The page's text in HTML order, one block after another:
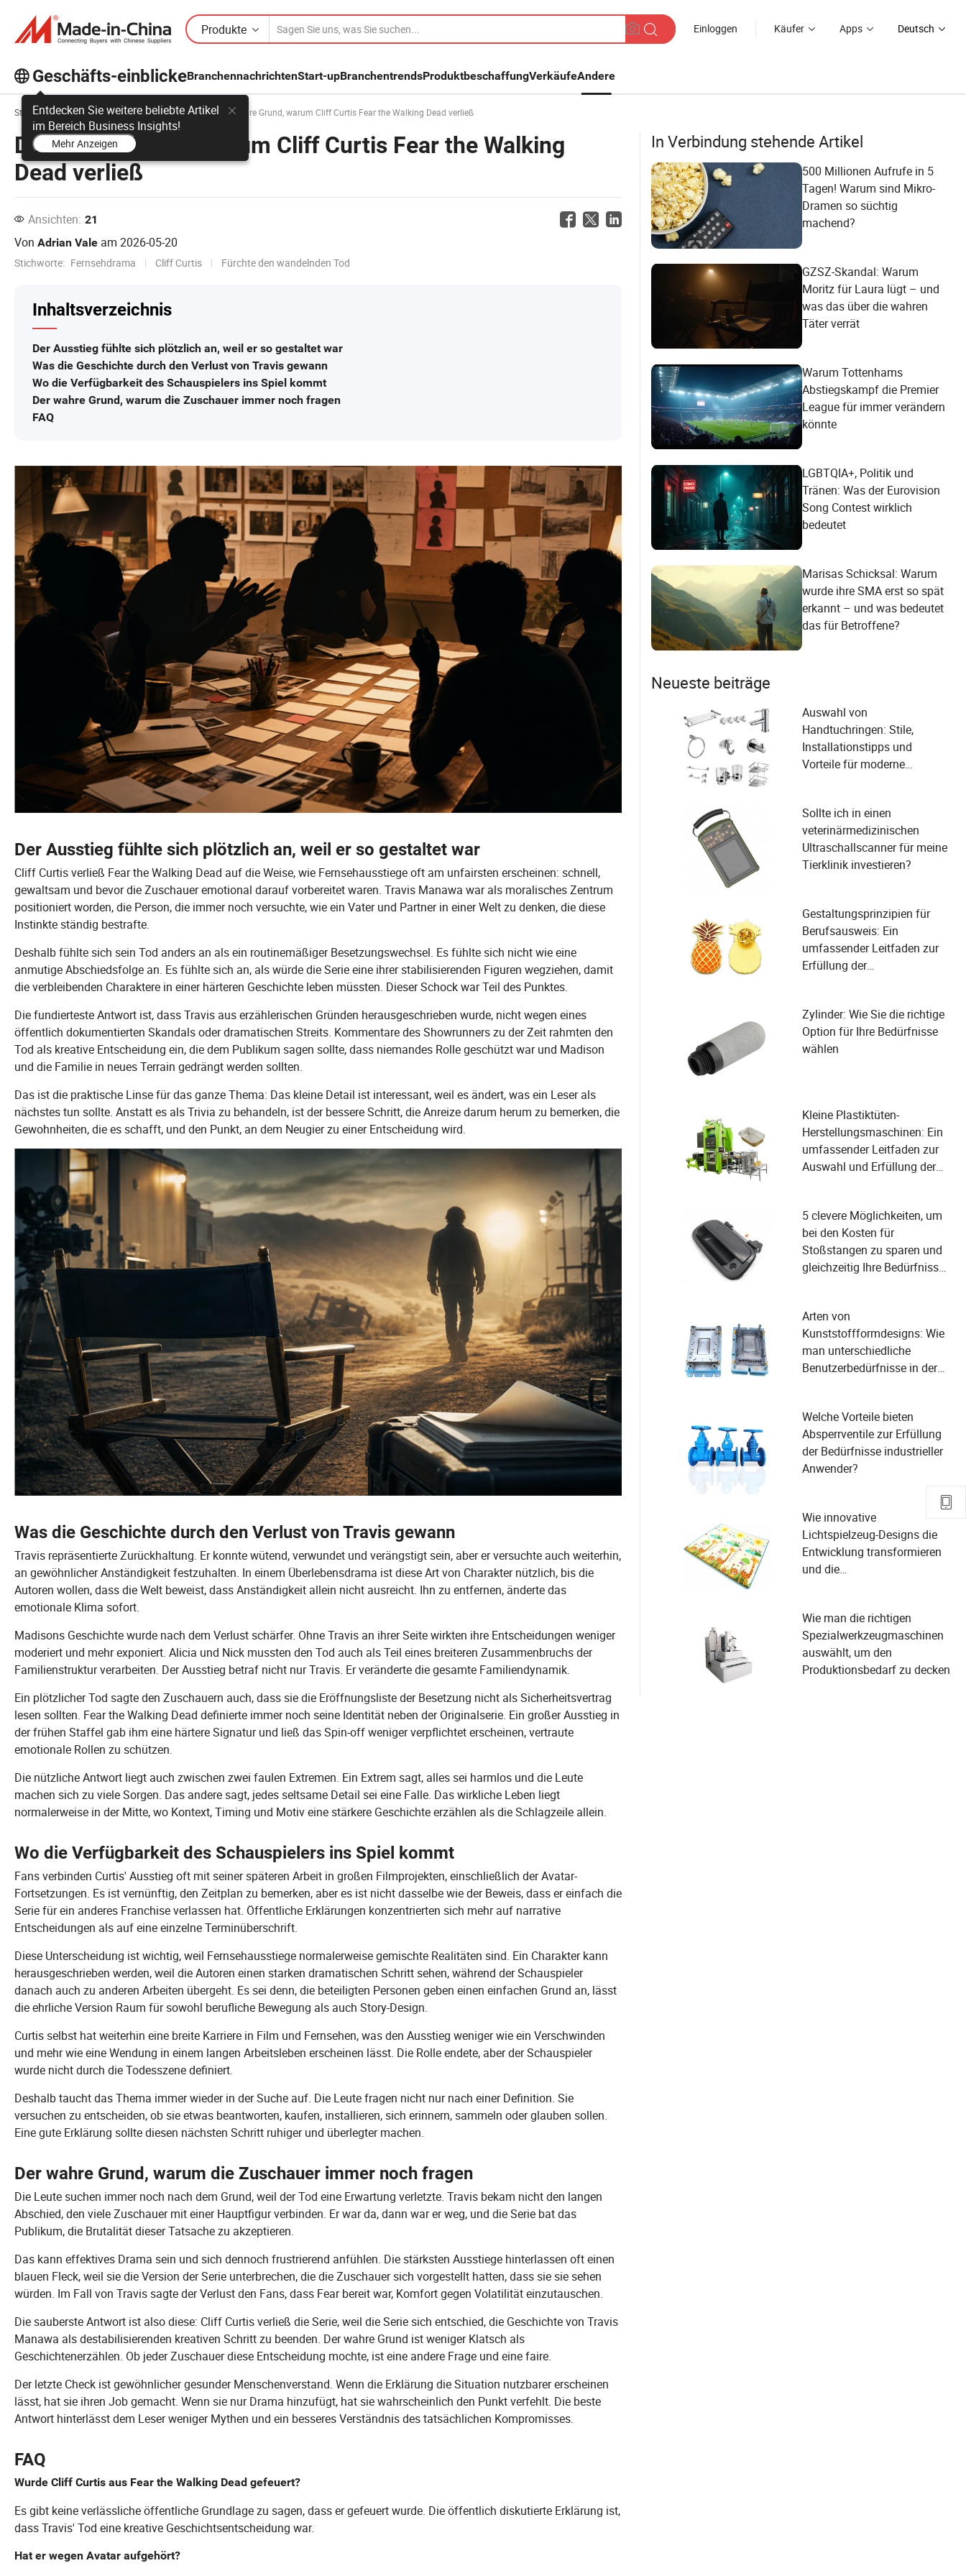
Produkte Einloggen Käufer Apps Deutsch
Geschäfts-einblickeBranchennachrichtenStart-upBranchentrendsProduktbeschaffungVerkäufeAndere
Entdecken Sie weitere beliebte Artikel
im Bereich Business Insights!
Mehr Anzeigen
Startseite Geschäfts-einblicke Andere Der wahre Grund, warum Cliff Curtis Fear the Walking Dead verließ
Der wahre Grund, warum Cliff Curtis Fear the Walking
Dead verließ
Ansichten: 21
Von Adrian Vale am 2026-05-20
Stichworte: Fernsehdrama Cliff Curtis Fürchte den wandelnden Tod
Inhaltsverzeichnis
Der Ausstieg fühlte sich plötzlich an, weil er so gestaltet war
Was die Geschichte durch den Verlust von Travis gewann
Wo die Verfügbarkeit des Schauspielers ins Spiel kommt
Der wahre Grund, warum die Zuschauer immer noch fragen
FAQ
Der Ausstieg fühlte sich plötzlich an, weil er so gestaltet war
Cliff Curtis verließ Fear the Walking Dead auf die Weise, wie Fernsehausstiege oft am unfairsten erscheinen: schnell,
gewaltsam und bevor die Zuschauer emotional darauf vorbereitet waren. Travis Manawa war als moralisches Zentrum
positioniert worden, die Person, die immer noch versuchte, wie ein Vater und Partner in einer Welt zu denken, die diese
Instinkte ständig bestrafte.
Deshalb fühlte sich sein Tod anders an als ein routinemäßiger Besetzungswechsel. Es fühlte sich nicht wie eine
anmutige Abschiedsfolge an. Es fühlte sich an, als würde die Serie eine ihrer stabilisierenden Figuren wegziehen, damit
die verbleibenden Charaktere in einer härteren Geschichte leben müssten. Dieser Schock war Teil des Punktes.
Die fundierteste Antwort ist, dass Travis aus erzählerischen Gründen herausgeschrieben wurde, nicht wegen eines
öffentlich dokumentierten Skandals oder dramatischen Streits. Kommentare des Showrunners zu der Zeit rahmten den
Tod als kreative Entscheidung ein, die dem Publikum sagen sollte, dass niemandes Rolle geschützt war und Madison
und die Familie in neues Terrain gedrängt werden sollten.
Das ist die praktische Linse für das ganze Thema: Das kleine Detail ist interessant, weil es ändert, was ein Leser als
nächstes tun sollte. Anstatt es als Trivia zu behandeln, ist der bessere Schritt, die Anreize darum herum zu bemerken, die
Gewohnheiten, die es schafft, und den Punkt, an dem Neugier zu einer Entscheidung wird.
Was die Geschichte durch den Verlust von Travis gewann
Travis repräsentierte Zurückhaltung. Er konnte wütend, verwundet und verängstigt sein, aber er versuchte auch weiterhin,
an gewöhnlicher Anständigkeit festzuhalten. In einem Überlebensdrama ist diese Art von Charakter nützlich, bis die
Autoren wollen, dass die Welt beweist, dass Anständigkeit allein nicht ausreicht. Ihn zu entfernen, änderte das
emotionale Klima sofort.
Madisons Geschichte wurde nach dem Verlust schärfer. Ohne Travis an ihrer Seite wirkten ihre Entscheidungen weniger
moderiert und mehr exponiert. Alicia und Nick mussten den Tod auch als Teil eines breiteren Zusammenbruchs der
Familienstruktur verarbeiten. Der Ausstieg betraf nicht nur Travis. Er veränderte die gesamte Familiendynamik.
Ein plötzlicher Tod sagte den Zuschauern auch, dass sie die Eröffnungsliste der Besetzung nicht als Sicherheitsvertrag
lesen sollten. Fear the Walking Dead definierte immer noch seine Identität neben der Originalserie. Ein großer Ausstieg in
der frühen Staffel gab ihm eine härtere Signatur und ließ das Spin-off weniger verpflichtet erscheinen, vertraute
emotionale Rollen zu schützen.
Die nützliche Antwort liegt auch zwischen zwei faulen Extremen. Ein Extrem sagt, alles sei harmlos und die Leute
machen sich zu viele Sorgen. Das andere sagt, jedes seltsame Detail sei eine Falle. Das wirkliche Leben liegt
normalerweise in der Mitte, wo Kontext, Timing und Motiv eine stärkere Geschichte erzählen als die Schlagzeile allein.
Wo die Verfügbarkeit des Schauspielers ins Spiel kommt
Fans verbinden Curtis' Ausstieg oft mit seiner späteren Arbeit in großen Filmprojekten, einschließlich der Avatar-
Fortsetzungen. Es ist vernünftig, den Zeitplan zu bemerken, aber es ist nicht dasselbe wie der Beweis, dass er einfach die
Serie für ein anderes Franchise verlassen hat. Öffentliche Erklärungen konzentrierten sich mehr auf narrative
Entscheidungen als auf eine einzelne Terminüberschrift.
Diese Unterscheidung ist wichtig, weil Fernsehausstiege normalerweise gemischte Realitäten sind. Ein Charakter kann
herausgeschrieben werden, weil die Autoren einen starken dramatischen Schritt sehen, während der Schauspieler
danach auch zu anderen Arbeiten übergeht. Es sei denn, die beteiligten Personen geben einen einfachen Grund an, lässt
die ehrliche Version Raum für sowohl berufliche Bewegung als auch Story-Design.
Curtis selbst hat weiterhin eine breite Karriere in Film und Fernsehen, was den Ausstieg weniger wie ein Verschwinden
und mehr wie eine Wendung in einem langen Arbeitsleben erscheinen lässt. Die Rolle endete, aber der Schauspieler
wurde nicht durch die Todesszene definiert.
Deshalb taucht das Thema immer wieder in der Suche auf. Die Leute fragen nicht nur nach einer Definition. Sie
versuchen zu entscheiden, ob sie etwas beantworten, kaufen, installieren, sich erinnern, sammeln oder glauben sollen.
Eine gute Erklärung sollte diesen nächsten Schritt ruhiger und überlegter machen.
Der wahre Grund, warum die Zuschauer immer noch fragen
Die Leute suchen immer noch nach dem Grund, weil der Tod eine Erwartung verletzte. Travis bekam nicht den langen
Abschied, den viele Zuschauer mit einer Hauptfigur verbinden. Er war da, dann war er weg, und die Serie bat das
Publikum, die Brutalität dieser Tatsache zu akzeptieren.
Das kann effektives Drama sein und sich dennoch frustrierend anfühlen. Die stärksten Ausstiege hinterlassen oft einen
blauen Fleck, weil sie die Version der Serie unterbrechen, die die Zuschauer sich vorgestellt hatten, dass sie sie sehen
würden. Im Fall von Travis sagte der Verlust den Fans, dass Fear bereit war, Komfort gegen Volatilität einzutauschen.
Die sauberste Antwort ist also diese: Cliff Curtis verließ die Serie, weil die Serie sich entschied, die Geschichte von Travis
Manawa als destabilisierenden kreativen Schritt zu beenden. Der wahre Grund ist weniger Klatsch als
Geschichtenerzählen. Ob jeder Zuschauer diese Entscheidung mochte, ist eine andere Frage und eine faire.
Der letzte Check ist gewöhnlicher gesunder Menschenverstand. Wenn die Erklärung die Situation nutzbarer erscheinen
lässt, hat sie ihren Job gemacht. Wenn sie nur Drama hinzufügt, hat sie wahrscheinlich den Punkt verfehlt. Die beste
Antwort hinterlässt dem Leser weniger Mythen und ein besseres Verständnis des tatsächlichen Kompromisses.
FAQ
Wurde Cliff Curtis aus Fear the Walking Dead gefeuert?
Es gibt keine verlässliche öffentliche Grundlage zu sagen, dass er gefeuert wurde. Die öffentlich diskutierte Erklärung ist,
dass Travis' Tod eine kreative Geschichtsentscheidung war.
Hat er wegen Avatar aufgehört?
In Verbindung stehende Artikel
500 Millionen Aufrufe in 5
Tagen! Warum sind Mikro-
Dramen so süchtig
machend?
GZSZ-Skandal: Warum
Moritz für Laura lügt – und
was das über die wahren
Täter verrät
Warum Tottenhams
Abstiegskampf die Premier
League für immer verändern
könnte
LGBTQIA+, Politik und
Tränen: Was der Eurovision
Song Contest wirklich
bedeutet
Marisas Schicksal: Warum
wurde ihre SMA erst so spät
erkannt – und was bedeutet
das für Betroffene?
Neueste beiträge
Auswahl von
Handtuchringen: Stile,
Installationstipps und
Vorteile für moderne
Sollte ich in einen
veterinärmedizinischen
Ultraschallscanner für meine
Tierklinik investieren?
Gestaltungsprinzipien für
Berufsausweis: Ein
umfassender Leitfaden zur
Erfüllung der
Zylinder: Wie Sie die richtige
Option für Ihre Bedürfnisse
wählen
Kleine Plastiktüten-
Herstellungsmaschinen: Ein
umfassender Leitfaden zur
Auswahl und Erfüllung der
5 clevere Möglichkeiten, um
bei den Kosten für
Stoßstangen zu sparen und
gleichzeitig Ihre Bedürfnisse
Arten von
Kunststoffformdesigns: Wie
man unterschiedliche
Benutzerbedürfnisse in der
Welche Vorteile bieten
Absperrventile zur Erfüllung
der Bedürfnisse industrieller
Anwender?
Wie innovative
Lichtspielzeug-Designs die
Entwicklung transformieren
und die
Wie man die richtigen
Spezialwerkzeugmaschinen
auswählt, um den
Produktionsbedarf zu decken